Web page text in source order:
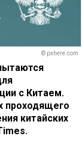
© pxhere.com
с Китаем.
проходящего
китайских